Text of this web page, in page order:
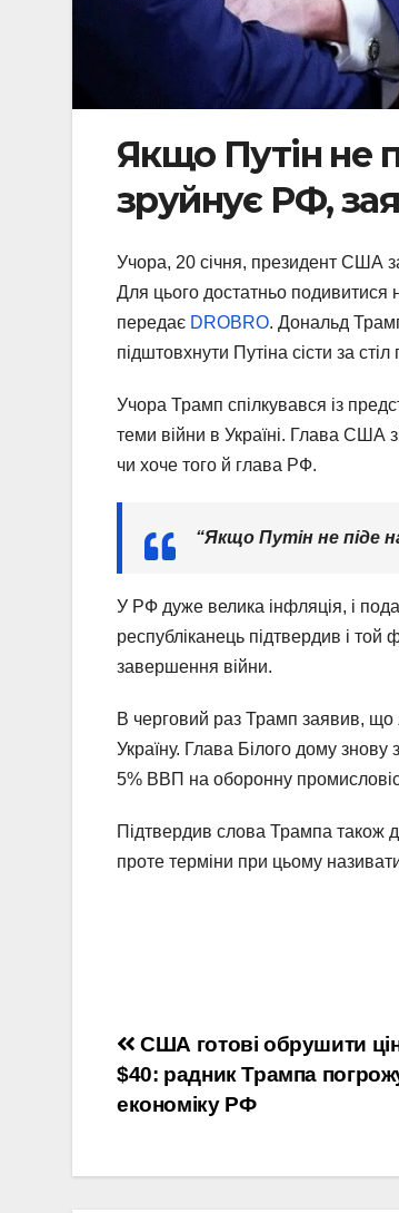
Якщо Путін не
зруйнує РФ,
Учора, 20 січня, президент США
Для цього достатньо подивитися
передає DROBRO. Дональд
підштовхнути Путіна сісти за
Учора Трамп спілкувався із
теми війни в Україні. Глава США
чи хоче того й глава РФ.
“Якщо Путін не піде
У РФ дуже велика інфляція, і
республіканець підтвердив і
завершення війни.
В черговий раз Трамп заявив,
Україну. Глава Білого дому знову
5% ВВП на оборонну
Підтвердив слова Трампа також
проте терміни при цьому
Навігація
записів
США готові обрушити
$40: радник Трампа
економіку РФ